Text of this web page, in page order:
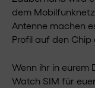
dem
Antenne machen
Profil auf den Chip
Wenn ihr in eurem
Watch SIM für